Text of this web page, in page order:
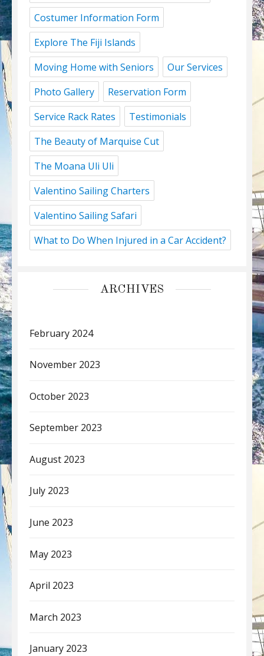
Costumer Information Form
Explore The Fiji Islands
Moving Home with Seniors
Our Services
Photo Gallery
Reservation Form
Service Rack Rates
Testimonials
The Beauty of Marquise Cut
The Moana Uli Uli
Valentino Sailing Charters
Valentino Sailing Safari
What to Do When Injured in a Car Accident?
ARCHIVES
February 2024
November 2023
October 2023
September 2023
August 2023
July 2023
June 2023
May 2023
April 2023
March 2023
January 2023